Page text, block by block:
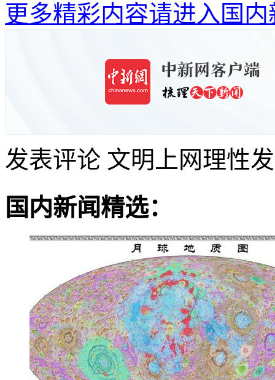
更多精彩内容请进入国内
发表评论 文明上网理性
国内新闻精选：